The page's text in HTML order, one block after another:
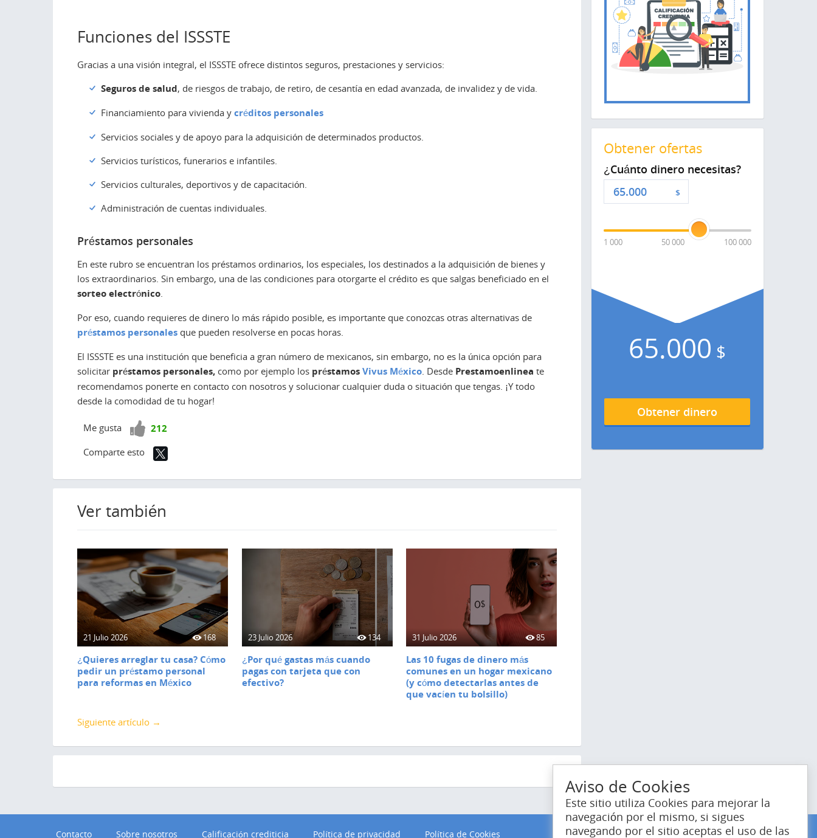
Funciones del ISSSTE
Gracias a una visión integral, el ISSSTE ofrece distintos seguros, prestaciones y servicios:
Seguros de salud, de riesgos de trabajo, de retiro, de cesantía en edad avanzada, de invalidez y de vida.
Financiamiento para vivienda y créditos personales
Servicios sociales y de apoyo para la adquisición de determinados productos.
Servicios turísticos, funerarios e infantiles.
Servicios culturales, deportivos y de capacitación.
Administración de cuentas individuales.
Préstamos personales
En este rubro se encuentran los préstamos ordinarios, los especiales, los destinados a la adquisición de bienes y
los extraordinarios. Sin embargo, una de las condiciones para otorgarte el crédito es que salgas beneficiado en el
sorteo electrónico
Por eso, cuando requieres de dinero lo más rápido posible, es importante que conozcas otras alternativas de
préstamos personales que pueden resolverse en pocas horas.
El ISSSTE es una institución que beneficia a gran número de mexicanos, sin embargo, no es la única opción para
solicitar préstamos personales, como por ejemplo los préstamosVivus México . Desde Prestamoenlinea te
recomendamos ponerte en contacto con nosotros y solucionar cualquier duda o situación que tengas. ¡Y todo
desde la comodidad de tu hogar!
Me gusta
¡Vota212
Comparte esto
Ver también
21 Julio 2026 168
¿Quieres arreglar tu casa? Cómo
pedir un préstamo personal
para reformas en México
23 Julio 2026 134
¿Por qué gastas más cuando
pagas con tarjeta que con
efectivo?
31 Julio 2026 85
Las 10 fugas de dinero más
comunes en un hogar mexicano
(y cómo detectarlas antes de
que vacíen tu bolsillo)
Siguiente artículo →
Obtener ofertas
¿Cuánto dinero necesitas?
$
1 000 50 000 100 000
65.000 $
Obtener dinero
Contacto Sobre nosotros Calificación crediticia Política de privacidad Política de Cookies
Aviso de Cookies
Este sitio utiliza Cookies para mejorar la
navegación por el mismo, si sigues
navegando por el sitio aceptas el uso de las